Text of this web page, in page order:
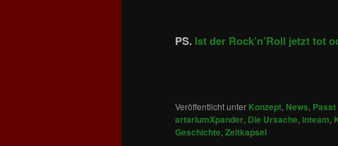
PS. Ist der Rock’n’Roll jetzt tot
Veröffentlicht unter Konzept, News,
artariumXpander, Die Ursache, inteam,
Geschichte, Zeitkapsel